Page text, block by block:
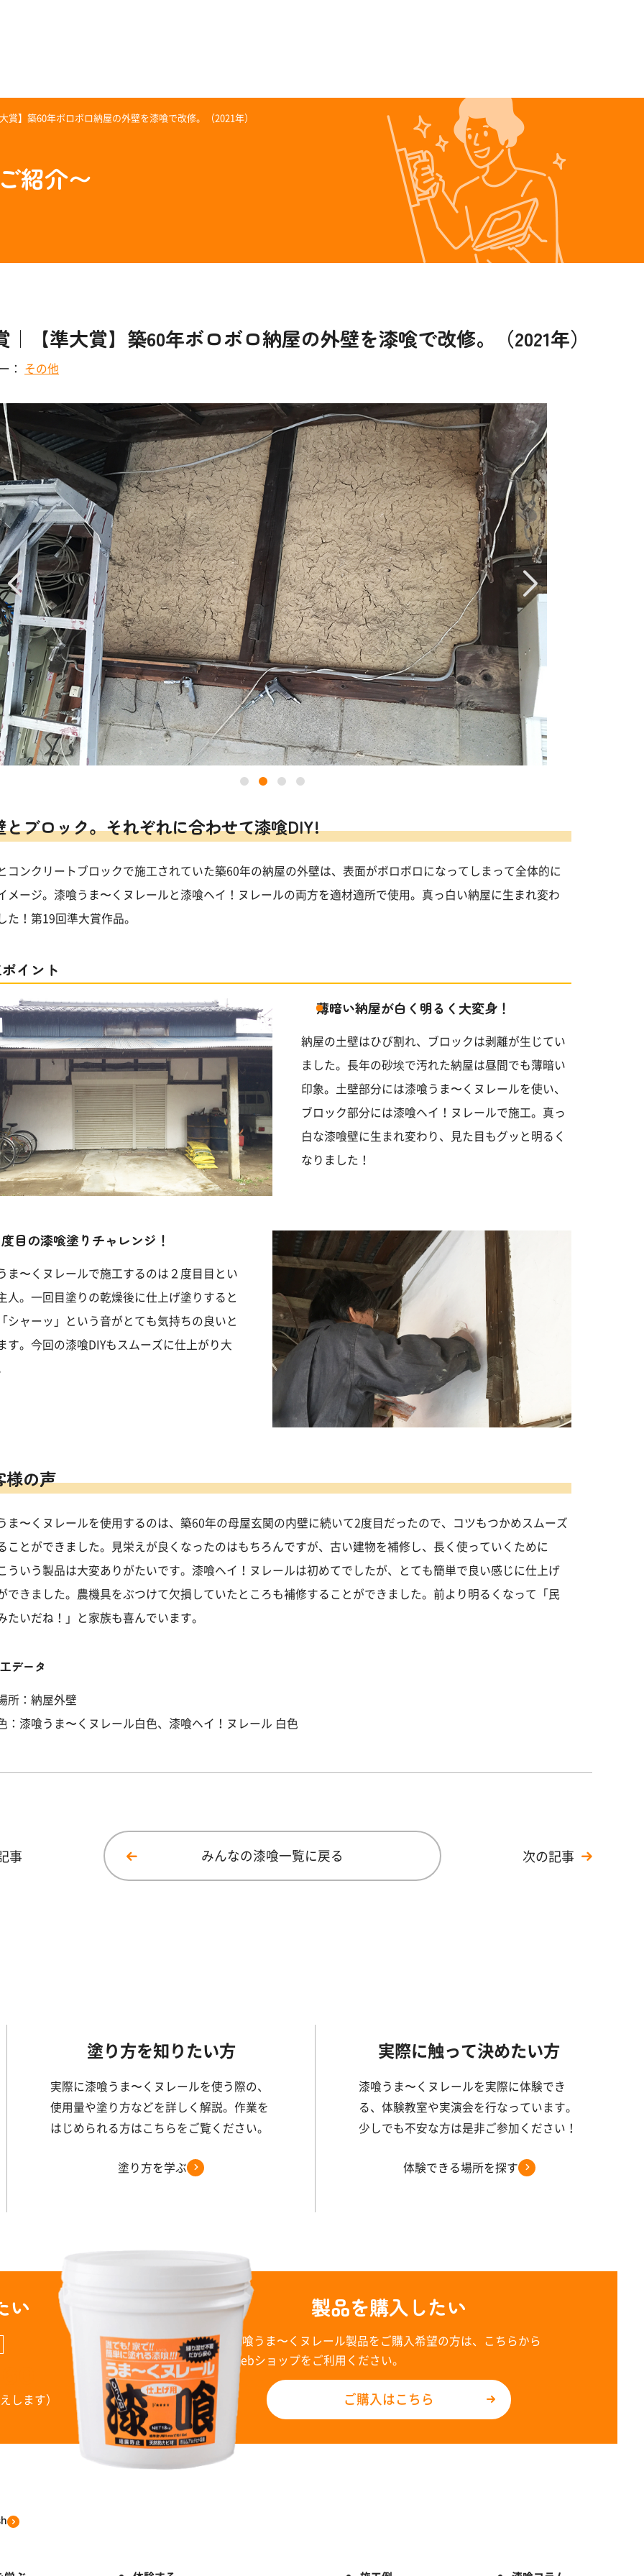
賞】築60年ボロボロ納屋の外壁を漆喰で改修。（2021年）
紹介〜
｜【準大賞】築60年ボロボロ納屋の外壁を漆喰で改修。（2021年）
： その他
とブロック。それぞれに合わせて漆喰DIY!
コンクリートブロックで施工されていた築60年の納屋の外壁は、表面がボロボロになってしまって全体的に
メージ。漆喰うま〜くヌレールと漆喰ヘイ！ヌレールの両方を適材適所で使用。真っ白い納屋に生まれ変わ
た！第19回準大賞作品。
イント
薄暗い納屋が白く明るく大変身！
納屋の土壁はひび割れ、ブロックは剥離が生じてい
ました。長年の砂埃で汚れた納屋は昼間でも薄暗い
印象。土壁部分には漆喰うま〜くヌレールを使い、
ブロック部分には漆喰ヘイ！ヌレールで施工。真っ
白な漆喰壁に生まれ変わり、見た目もグッと明るく
なりました！
目の漆喰塗りチャレンジ！
ま〜くヌレールで施工するのは２度目目とい
人。一回目塗りの乾燥後に仕上げ塗りすると
シャーッ」という音がとても気持ちの良いと
す。今回の漆喰DIYもスムーズに仕上がり大
様の声
ま〜くヌレールを使用するのは、築60年の母屋玄関の内壁に続いて2度目だったので、コツもつかめスムーズ
ことができました。見栄えが良くなったのはもちろんですが、古い建物を補修し、長く使っていくために
ういう製品は大変ありがたいです。漆喰ヘイ！ヌレールは初めてでしたが、とても簡単で良い感じに仕上げ
できました。農機具をぶつけて欠損していたところも補修することができました。前より明るくなって「民
たいだね！」と家族も喜んでいます。
データ
所：納屋外壁
：漆喰うま〜くヌレール白色、漆喰ヘイ！ヌレール 白色
事 みんなの漆喰一覧に戻る 次の記事
塗り方を知りたい方
実際に漆喰うま〜くヌレールを使う際の、
使用量や塗り方などを詳しく解説。作業を
はじめられる方はこちらをご覧ください。
塗り方を学ぶ
実際に触って決めたい方
漆喰うま〜くヌレールを実際に体験でき
る、体験教室や実演会を行なっています。
少しでも不安な方は是非ご参加ください！
体験できる場所を探す
い
します）
製品を購入したい
漆喰うま〜くヌレール製品をご購入希望の方は、こちらから
Webショップをご利用ください。
ご購入はこちら